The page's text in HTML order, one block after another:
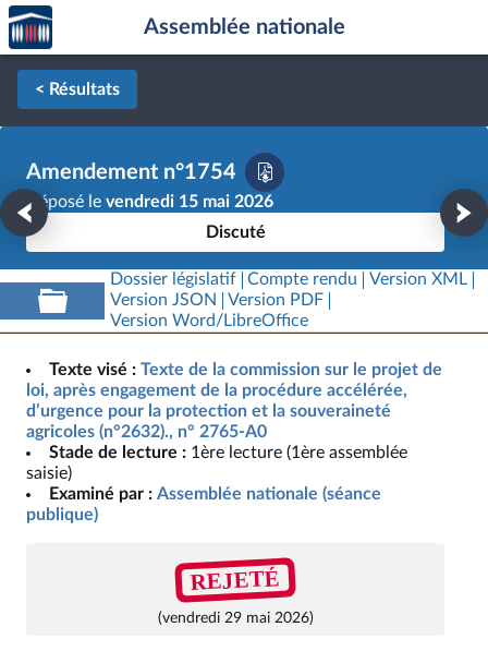
Aller au contenu
Aller en bas de la page
Accèder
à la
page
d'accueil
Assemblée nationale
< Résultats
Amendement n°1754
Déposé le vendredi 15 mai 2026
Discuté
Dossier législatif Compte rendu
Version XML
Version JSON
Version PDF
Version Word/LibreOffice
Texte visé : Texte de la commission sur le projet de
loi, après engagement de la procédure accélérée,
d’urgence pour la protection et la souveraineté
agricoles (n°2632)., n° 2765-A0
Stade de lecture : 1ère lecture (1ère assemblée
saisie)
Examiné par : Assemblée nationale (séance
publique)
REJETÉ
(vendredi 29 mai 2026)